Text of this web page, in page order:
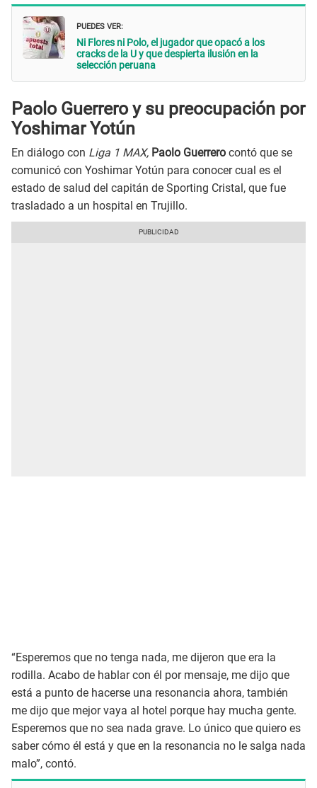
PUEDES VER:
Ni Flores ni Polo, el jugador que opacó a los
cracks de la U y que despierta ilusión en la
selección peruana
Paolo Guerrero y su preocupación por
Yoshimar Yotún
En diálogo con Liga 1 MAX, Paolo Guerrero contó que se
comunicó con Yoshimar Yotún para conocer cual es el
estado de salud del capitán de Sporting Cristal, que fue
trasladado a un hospital en Trujillo.
“Esperemos que no tenga nada, me dijeron que era la
rodilla. Acabo de hablar con él por mensaje, me dijo que
está a punto de hacerse una resonancia ahora, también
me dijo que mejor vaya al hotel porque hay mucha gente.
Esperemos que no sea nada grave. Lo único que quiero es
saber cómo él está y que en la resonancia no le salga nada
malo”, contó.